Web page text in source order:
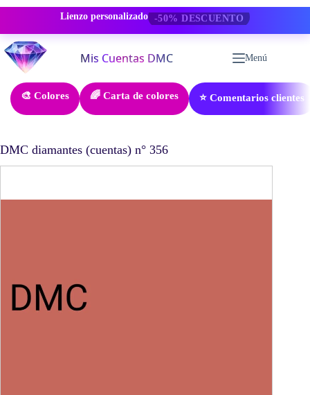
Lienzo personalizado -50% DESCUENTO
Saltar
al
contenido
Menú
🎨 Colores 🌈 Carta de colores ⭐ Comentarios clientes
DMC diamantes (cuentas) n° 356